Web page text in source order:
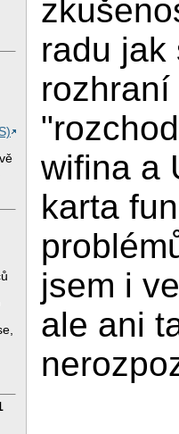
radu
rozhraní
wifina a
karta
jsem i
ale ani